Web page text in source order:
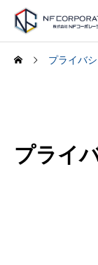
プライバ
プライ